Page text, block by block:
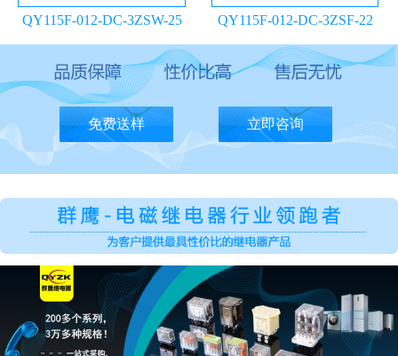
QY115F-012-DC-3ZSW-25
继电器
QY115F-012-DC-3ZSF-22
继电器
免费送样 立即咨询